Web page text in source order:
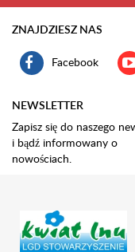
ZNAJDZIESZ NAS
Facebook
NEWSLETTER
Zapisz się do naszego
i bądź informowany o
nowościach.